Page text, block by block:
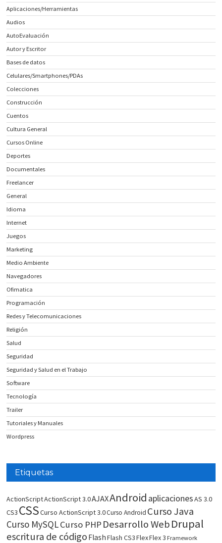
Aplicaciones/Herramientas
Audios
AutoEvaluación
Autor y Escritor
Bases de datos
Celulares/Smartphones/PDAs
Colecciones
Construcción
Cuentos
Cultura General
Cursos Online
Deportes
Documentales
Freelancer
General
Idioma
Internet
Juegos
Marketing
Medio Ambiente
Navegadores
Ofimatica
Programación
Redes y Telecomunicaciones
Religión
Salud
Seguridad
Seguridad y Salud en el Trabajo
Software
Tecnología
Trailer
Tutoriales y Manuales
Wordpress
Etiquetas
ActionScriptActionScript 3.0AJAXAndroid aplicacionesAS 3.0
CS3 CSSCurso ActionScript 3.0Curso Android Curso Java
Curso MySQLCurso PHP Desarrollo WebDrupal
escritura de código FlashFlash CS3FlexFlex 3 Framework